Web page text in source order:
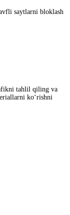
saytlarni bloklash
tahlil qiling va
ko‘rishni